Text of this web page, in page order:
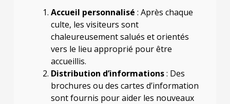
Accueil personnalisé : Après chaque
culte, les visiteurs sont
chaleureusement salués et orientés
vers le lieu approprié pour être
accueillis.
Distribution d’informations: Des
brochures ou des cartes d’information
sont fournis pour aider les nouveaux